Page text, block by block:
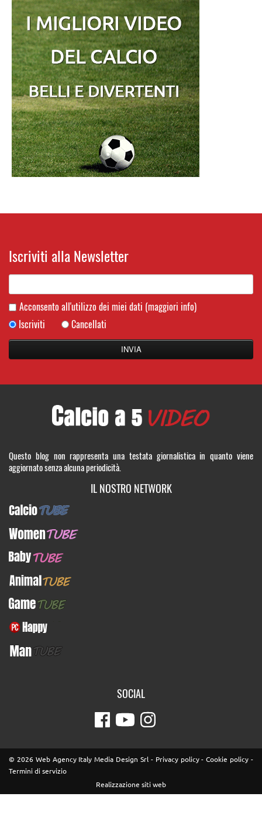
Iscriviti alla Newsletter
Acconsento all'utilizzo dei miei dati (maggiori info)
Iscriviti
Cancellati
Questo blog non rappresenta una testata giornalistica in quanto viene
aggiornato senza alcuna periodicità.
IL NOSTRO NETWORK
SOCIAL
© 2026 Web Agency Italy Media Design Srl - Privacy policy-Cookie policy -
Termini di servizio
Realizzazione siti web